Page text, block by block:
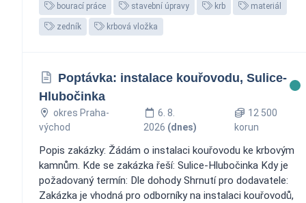
bourací práce stavební úpravy krb materiál
zedník krbová vložka
Poptávka: instalace kouřovodu, Sulice-
Hlubočinka
okres Praha-
východ
6. 8.
2026 (dnes)
12 500
korun
Popis zakázky: Žádám o instalaci kouřovodu ke krbovým
kamnům. Kde se zakázka řeší: Sulice-Hlubočinka Kdy je
požadovaný termín: Dle dohody Shrnutí pro dodavatele:
Zakázka je vhodná pro odborníky na instalaci kouřovodů,